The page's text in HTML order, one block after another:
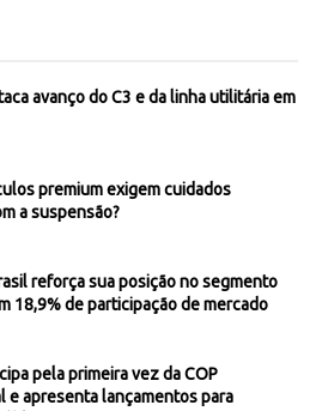
avanço do C3 e da linha utilitária em
premium exigem cuidados
a suspensão?
reforça sua posição no segmento
18,9% de participação de mercado
pela primeira vez da COP
e apresenta lançamentos para